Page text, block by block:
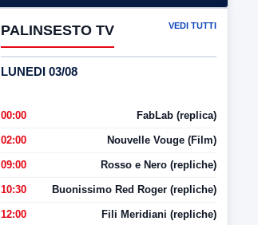
PALINSESTO TV VEDI TUTTI
LUNEDI 03/08
00:00 FabLab (replica)
02:00 Nouvelle Vouge (Film)
09:00 Rosso e Nero (repliche)
10:30 Buonissimo Red Roger (repliche)
12:00 Fili Meridiani (repliche)